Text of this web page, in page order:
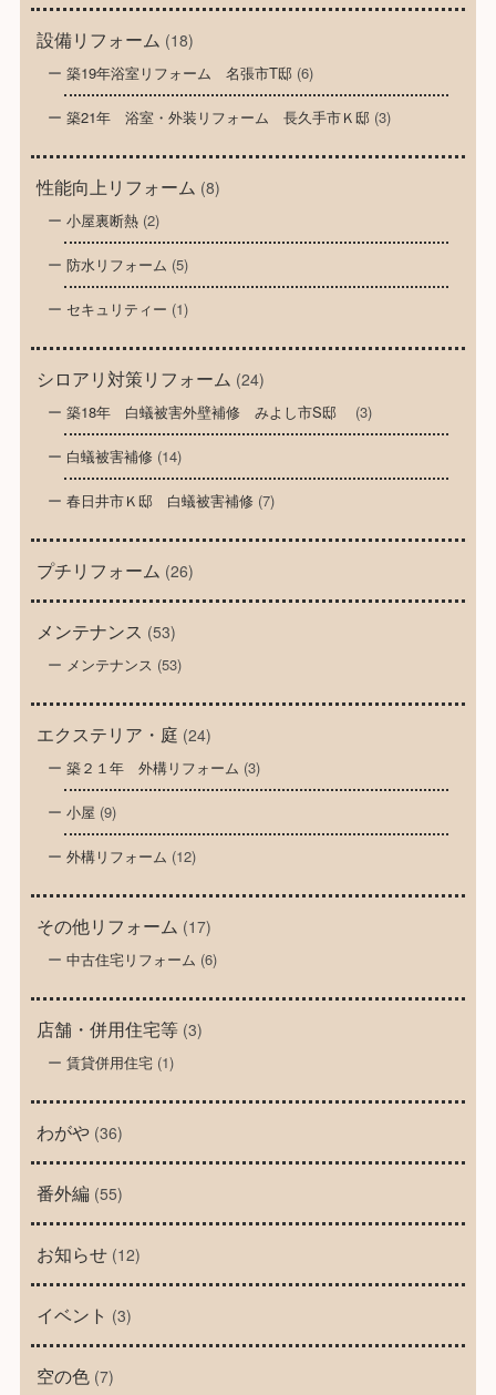
設備リフォーム (18)
築19年浴室リフォーム 名張市T邸(6)
築21年 浴室・外装リフォーム 長久手市Ｋ邸(3)
性能向上リフォーム (8)
小屋裏断熱(2)
防水リフォーム (5)
セキュリティー (1)
シロアリ対策リフォーム (24)
築18年 白蟻被害外壁補修 みよし市S邸 (3)
白蟻被害補修(14)
春日井市Ｋ邸 白蟻被害補修(7)
プチリフォーム (26)
メンテナンス (53)
メンテナンス (53)
エクステリア・庭 (24)
築２１年 外構リフォーム (3)
小屋 (9)
外構リフォーム (12)
その他リフォーム (17)
中古住宅リフォーム (6)
店舗・併用住宅等(3)
賃貸併用住宅(1)
わがや(36)
番外編 (55)
お知らせ(12)
イベント (3)
空の色(7)